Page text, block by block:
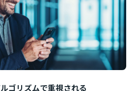
ゴリズムで重視される